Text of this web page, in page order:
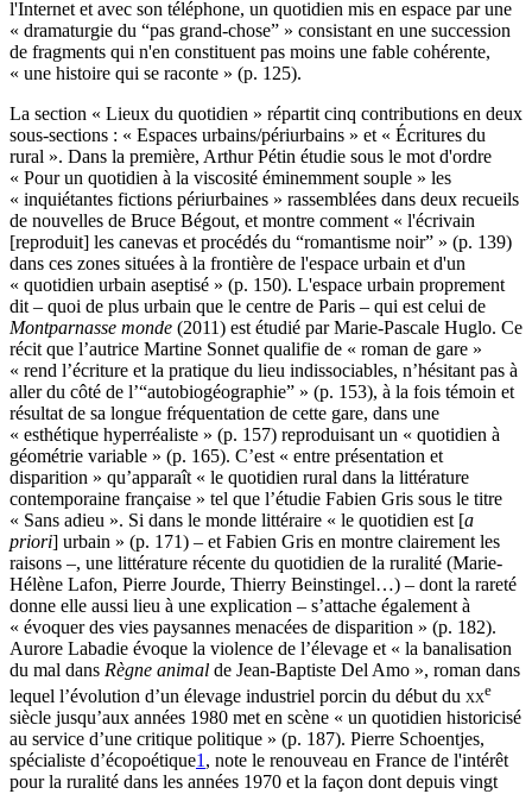
l'Internet et avec son téléphone, un quotidien mis en espace par une
« dramaturgie du “pas grand-chose” » consistant en une succession
de fragments qui n'en constituent pas moins une fable cohérente,
« une histoire qui se raconte » (p. 125).
La section « Lieux du quotidien » répartit cinq contributions en deux
sous-sections : « Espaces urbains/périurbains » et « Écritures du
rural ». Dans la première, Arthur Pétin étudie sous le mot d'ordre
« Pour un quotidien à la viscosité éminemment souple » les
« inquiétantes fictions périurbaines » rassemblées dans deux recueils
de nouvelles de Bruce Bégout, et montre comment « l'écrivain
[reproduit] les canevas et procédés du “romantisme noir” » (p. 139)
dans ces zones situées à la frontière de l'espace urbain et d'un
« quotidien urbain aseptisé » (p. 150). L'espace urbain proprement
dit – quoi de plus urbain que le centre de Paris – qui est celui de
Montparnasse monde (2011) est étudié par Marie-Pascale Huglo. Ce
récit que l’autrice Martine Sonnet qualifie de « roman de gare »
« rend l’écriture et la pratique du lieu indissociables, n’hésitant pas à
aller du côté de l’“autobiogéographie” » (p. 153), à la fois témoin et
résultat de sa longue fréquentation de cette gare, dans une
« esthétique hyperréaliste » (p. 157) reproduisant un « quotidien à
géométrie variable » (p. 165). C’est « entre présentation et
disparition » qu’apparaît « le quotidien rural dans la littérature
contemporaine française » tel que l’étudie Fabien Gris sous le titre
« Sans adieu ». Si dans le monde littéraire « le quotidien est [a
priori] urbain » (p. 171) – et Fabien Gris en montre clairement les
raisons –, une littérature récente du quotidien de la ruralité (Marie-
Hélène Lafon, Pierre Jourde, Thierry Beinstingel…) – dont la rareté
donne elle aussi lieu à une explication – s’attache également à
« évoquer des vies paysannes menacées de disparition » (p. 182).
Aurore Labadie évoque la violence de l’élevage et « la banalisation
du mal dans Règne animal de Jean-Baptiste Del Amo », roman dans
lequel l’évolution d’un élevage industriel porcin du début du xxe
siècle jusqu’aux années 1980 met en scène « un quotidien historicisé
au service d’une critique politique » (p. 187). Pierre Schoentjes,
spécialiste d’écopoétique1 , note le renouveau en France de l'intérêt
pour la ruralité dans les années 1970 et la façon dont depuis vingt